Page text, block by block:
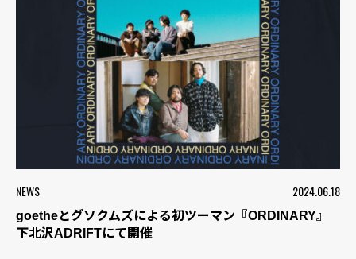
NEWS 2024.06.18
goetheとグソクムズによる初ツーマン『ORDINARY』
下北沢ADRIFTにて開催